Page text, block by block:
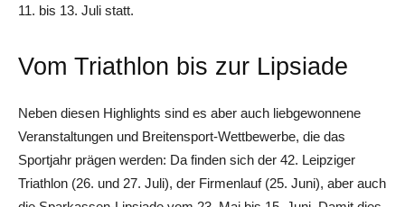
11. bis 13. Juli statt.
Vom Triathlon bis zur Lipsiade
Neben diesen Highlights sind es aber auch liebgewonnene
Veranstaltungen und Breitensport-Wettbewerbe, die das
Sportjahr prägen werden: Da finden sich der 42. Leipziger
Triathlon (26. und 27. Juli), der Firmenlauf (25. Juni), aber auch